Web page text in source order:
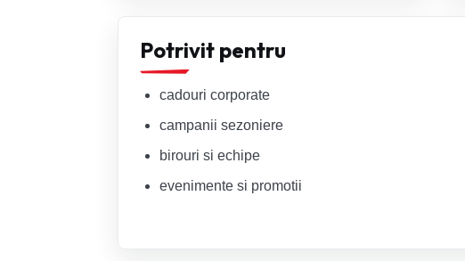
Potrivit pentru
cadouri corporate
campanii sezoniere
birouri si echipe
evenimente si promotii